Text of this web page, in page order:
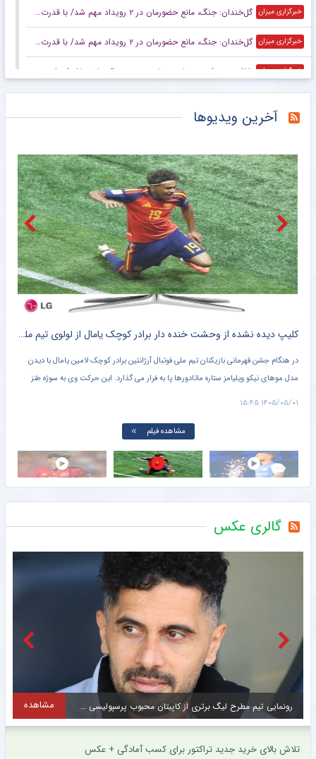
خبرگزاری میزان گل‌خندان: جنگ، مانع حضورمان در ۲ رویداد مهم شد/ با قدرت برای بازی‌های آسیایی و سهمیه المپیک می‌جنگیم
خبرگزاری میزان گل‌خندان: جنگ، مانع حضورمان در ۲ رویداد مهم شد/ با قدرت برای بازی‌های آسیایی و سهمیه المپیک می‌جنگیم
خبرگزاری میزان شافعی: هدف پرسپولیس نباید چیزی جز قهرمانی باشد/ برای جام ملت‌ها باید از برخی چهره‌ها عبور کنیم
خبرگزاری میزان
خبرانلاین عکس | قیمت اسباب بازی‌های داخل تصویر کریستیانو رونالدو چند؟
خبرورزشی در نازی‌آباد مشخص شد اکبر عبدی چقدر محبوب است/ روزنامه خبرورزشی پنج‌شنبه را ببینید
باشگاه خبرنگاران جوان ناکامی مجدد استقلال در باز کردن پنجره نقل و انتقالاتی
خبرگزاری میزان رحمتی: هدف ما ایستادن روی سکوی قهرمانی آسیاست/ برای اهتزاز پرچم ایران روی تخته می‌رویم
آخرین ویدیوها
کلیپ دیده نشده از وحشت خنده دار برادر کوچک یامال از لولوی تیم ملی اسپانیا + سند
یامال با دیدن
وی به سوژه طنز
شلیک لامین یامال در حمایت از ایران ، علیه آمریکا !! + کلیپ
تصویر لامین یامال ستاره تیم ملی فوتبال اسپانیا روی پهپاد شاهد سپاه
پرچم فلسطین را در دست دارد در حال شلیک منتشر شده است.
۱۴۰۵/۰۵/۰۱ ۱۵:۲۴
گالری عکس
پیام ویژه مدیر استقلال برای هواداران آبی سوژه شد + سند مشاهده
تلاش بالای خرید جدید تراکتور برای کسب آمادگی + عکس